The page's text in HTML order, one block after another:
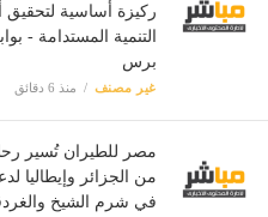
ركيزة أساسية لتحقيق
التنمية المستدامة -
برس
غير مصنف منذ 6 دقائق
مصر للطيران تُسير
من الجزائر وإيطاليا
في شرم الشيخ